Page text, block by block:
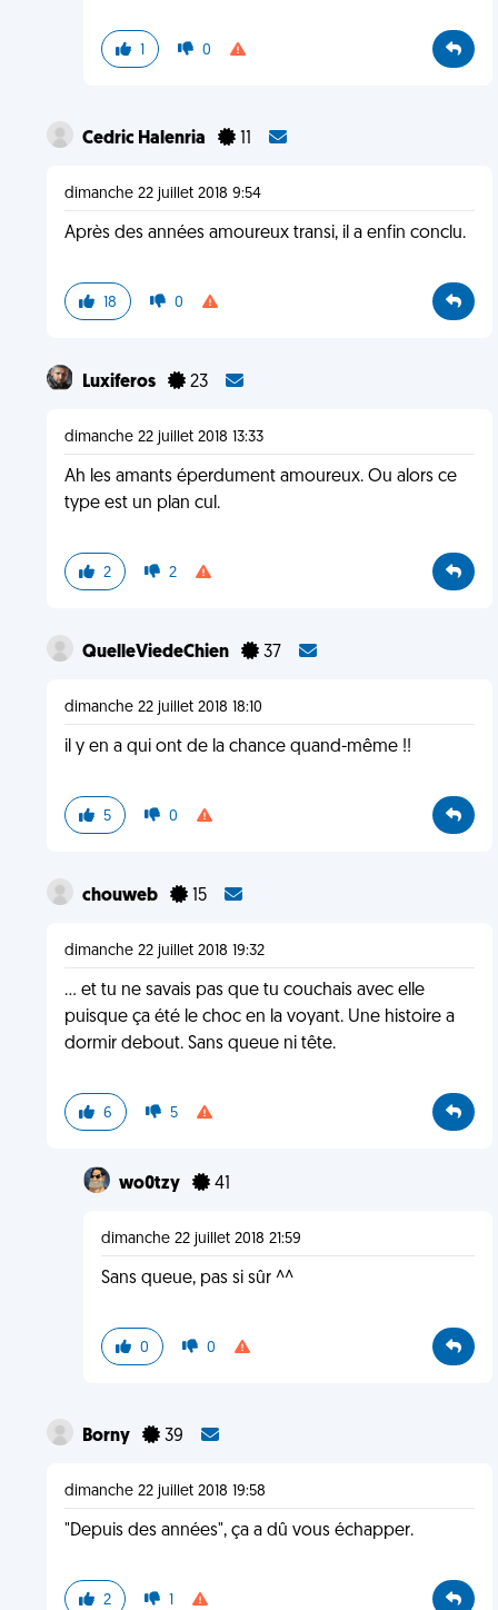
1 0
Cedric Halenria 11
dimanche 22 juillet 2018 9:54
Après des années amoureux transi, il a enfin conclu.
18 0
Luxiferos 23
dimanche 22 juillet 2018 13:33
Ah les amants éperdument amoureux. Ou alors ce
type est un plan cul.
2 2
QuelleViedeChien 37
dimanche 22 juillet 2018 18:10
il y en a qui ont de la chance quand-même !!
5 0
chouweb 15
dimanche 22 juillet 2018 19:32
... et tu ne savais pas que tu couchais avec elle
puisque ça été le choc en la voyant. Une histoire a
dormir debout. Sans queue ni tête.
6 5
wo0tzy 41
dimanche 22 juillet 2018 21:59
Sans queue, pas si sûr ^^
0 0
Borny 39
dimanche 22 juillet 2018 19:58
"Depuis des années", ça a dû vous échapper.
2 1